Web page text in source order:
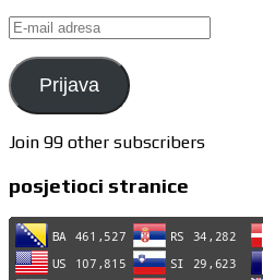
E-
mail
adresa
Prijava
Join 99 other subscribers
posjetioci stranice